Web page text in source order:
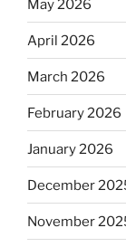
May 2026
April 2026
March 2026
February 2026
January 2026
December
November